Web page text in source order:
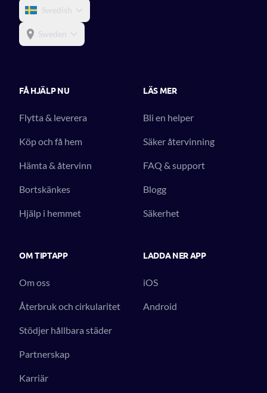
Swedish
Sweden
FÅ HJÄLP NU
Flytta & leverera
Köp och få hem
Hämta & återvinn
Bortskänkes
Hjälp i hemmet
LÄS MER
Bli en helper
Säker återvinning
FAQ & support
Blogg
Säkerhet
OM TIPTAPP
Om oss
Återbruk och cirkularitet
Stödjer hållbara städer
Partnerskap
Karriär
LADDA NER APP
iOS
Android